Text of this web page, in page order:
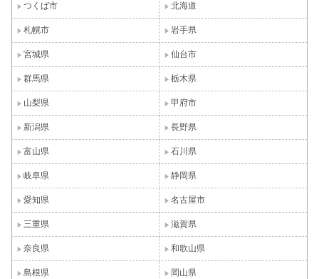
つくば市 北海道
札幌市 岩手県
宮城県 仙台市
群馬県 栃木県
山梨県 甲府市
新潟県 長野県
富山県 石川県
岐阜県 静岡県
愛知県 名古屋市
三重県 滋賀県
奈良県 和歌山県
島根県 岡山県